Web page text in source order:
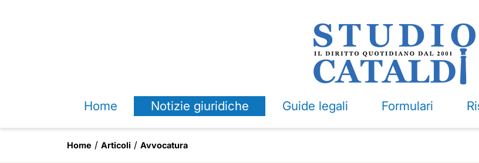
Home Notizie giuridiche Guide legali Formulari
Home Articoli Avvocatura